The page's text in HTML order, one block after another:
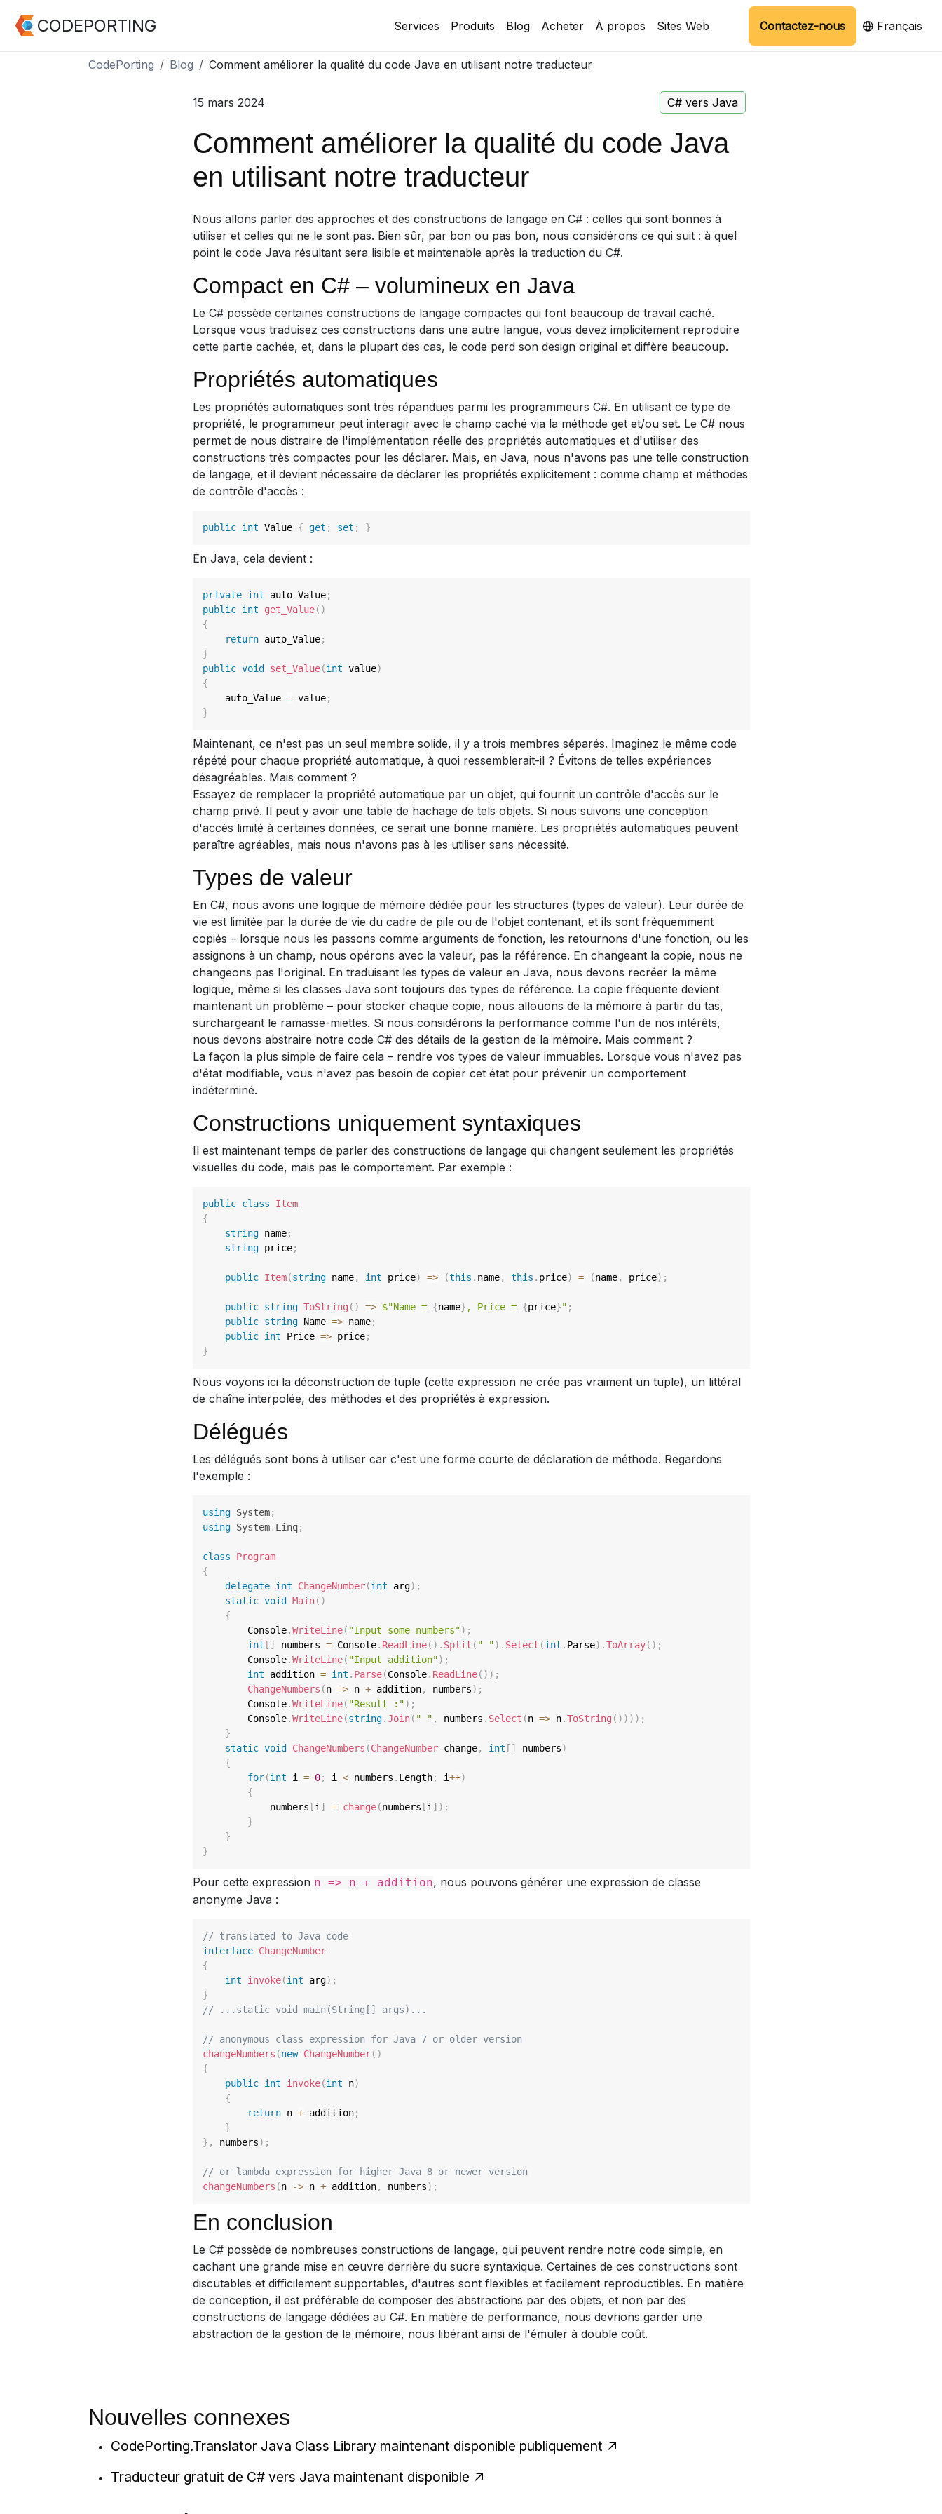
CODEPORTING Services Produits Blog Acheter À propos Sites Web Contactez-nous Français
CodePorting Blog Comment améliorer la qualité du code Java en utilisant notre traducteur
15 mars 2024 C# vers Java
Comment améliorer la qualité du code Java
en utilisant notre traducteur
Nous allons parler des approches et des constructions de langage en C# : celles qui sont bonnes à
utiliser et celles qui ne le sont pas. Bien sûr, par bon ou pas bon, nous considérons ce qui suit : à quel
point le code Java résultant sera lisible et maintenable après la traduction du C#.
Compact en C# – volumineux en Java
Le C# possède certaines constructions de langage compactes qui font beaucoup de travail caché.
Lorsque vous traduisez ces constructions dans une autre langue, vous devez implicitement reproduire
cette partie cachée, et, dans la plupart des cas, le code perd son design original et diffère beaucoup.
Propriétés automatiques
Les propriétés automatiques sont très répandues parmi les programmeurs C#. En utilisant ce type de
propriété, le programmeur peut interagir avec le champ caché via la méthode get et/ou set. Le C# nous
permet de nous distraire de l'implémentation réelle des propriétés automatiques et d'utiliser des
constructions très compactes pour les déclarer. Mais, en Java, nous n'avons pas une telle construction
de langage, et il devient nécessaire de déclarer les propriétés explicitement : comme champ et méthodes
de contrôle d'accès :
public int Value { get ; set ; }
En Java, cela devient :
private int auto_Value;
public int get_Value( )
{
return auto_Value;
}
public void set_Value(int value)
{
    auto_Value
= value;
}
Maintenant, ce n'est pas un seul membre solide, il y a trois membres séparés. Imaginez le même code
répété pour chaque propriété automatique, à quoi ressemblerait-il ? Évitons de telles expériences
désagréables. Mais comment ?
Essayez de remplacer la propriété automatique par un objet, qui fournit un contrôle d'accès sur le
champ privé. Il peut y avoir une table de hachage de tels objets. Si nous suivons une conception
d'accès limité à certaines données, ce serait une bonne manière. Les propriétés automatiques peuvent
paraître agréables, mais nous n'avons pas à les utiliser sans nécessité.
Types de valeur
En C#, nous avons une logique de mémoire dédiée pour les structures (types de valeur). Leur durée de
vie est limitée par la durée de vie du cadre de pile ou de l'objet contenant, et ils sont fréquemment
copiés – lorsque nous les passons comme arguments de fonction, les retournons d'une fonction, ou les
assignons à un champ, nous opérons avec la valeur, pas la référence. En changeant la copie, nous ne
changeons pas l'original. En traduisant les types de valeur en Java, nous devons recréer la même
logique, même si les classes Java sont toujours des types de référence. La copie fréquente devient
maintenant un problème – pour stocker chaque copie, nous allouons de la mémoire à partir du tas,
surchargeant le ramasse-miettes. Si nous considérons la performance comme l'un de nos intérêts,
nous devons abstraire notre code C# des détails de la gestion de la mémoire. Mais comment ?
La façon la plus simple de faire cela – rendre vos types de valeur immuables. Lorsque vous n'avez pas
d'état modifiable, vous n'avez pas besoin de copier cet état pour prévenir un comportement
indéterminé.
Constructions uniquement syntaxiques
Il est maintenant temps de parler des constructions de langage qui changent seulement les propriétés
visuelles du code, mais pas le comportement. Par exemple :
public class
Item
{
string name;
string price;
public Item(string name, int price) => (this . name, this . price) = (name, price) ;
public string ToString ( ) => $"Name = {name} , Price = {price}" ;
public string Name => name;
public int Price => price;
}
Nous voyons ici la déconstruction de tuple (cette expression ne crée pas vraiment un tuple), un littéral
de chaîne interpolée, des méthodes et des propriétés à expression.
Délégués
Les délégués sont bons à utiliser car c'est une forme courte de déclaration de méthode. Regardons
l'exemple :
using System;
using System. Linq;
class
Program
{
delegate int ChangeNumber(int arg) ;
static void Main( )
{
	    Console
.WriteLine( "Input some numbers") ;
int [ ] numbers = Console. ReadLine( ) . Split ( " ") . Select (int . Parse) .ToArray( ) ;
        Console
.WriteLine( "Input addition") ;
int addition = int . Parse(Console. ReadLine( ) ) ;
ChangeNumbers (n => n + addition, numbers) ;
        Console
.WriteLine( "Result :") ;
        Console
.WriteLine(string.Join( " " , numbers . Select (n => n.ToString ( ) ) ) ) ;
}
static void ChangeNumbers (ChangeNumber change, int [ ] numbers)
{
for(int i = 0; i < numbers . Length; i++)
{
	        numbers
[i ] = change(numbers [i ] ) ;
}
}
}
Pour cette expression n => n + addition, nous pouvons générer une expression de classe
anonyme Java :
// translated to Java code
interface ChangeNumber
{
int
invoke(int arg) ;
}
// ...static void main(String[] args)...
// anonymous class expression for Java 7 or older version
changeNumbers (new ChangeNumber( )
{
public int invoke(int n)
{
return n + addition;
}
} , numbers) ;
// or lambda expression for higher Java 8 or newer version
changeNumbers (n -> n + addition, numbers) ;
En conclusion
Le C# possède de nombreuses constructions de langage, qui peuvent rendre notre code simple, en
cachant une grande mise en œuvre derrière du sucre syntaxique. Certaines de ces constructions sont
discutables et difficilement supportables, d'autres sont flexibles et facilement reproductibles. En matière
de conception, il est préférable de composer des abstractions par des objets, et non par des
constructions de langage dédiées au C#. En matière de performance, nous devrions garder une
abstraction de la gestion de la mémoire, nous libérant ainsi de l'émuler à double coût.
Nouvelles connexes
CodePorting.Translator Java Class Library maintenant disponible publiquement
Traducteur gratuit de C# vers Java maintenant disponible